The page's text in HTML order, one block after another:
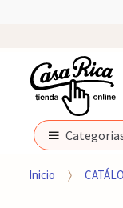
Inicio